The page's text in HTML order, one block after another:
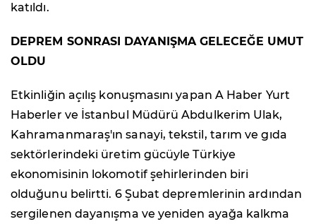
katıldı.
DEPREM SONRASI DAYANIŞMA GELECEĞE UMUT
OLDU
Etkinliğin açılış konuşmasını yapan A Haber Yurt
Haberler ve İstanbul Müdürü Abdulkerim Ulak,
Kahramanmaraş'ın sanayi, tekstil, tarım ve gıda
sektörlerindeki üretim gücüyle Türkiye
ekonomisinin lokomotif şehirlerinden biri
olduğunu belirtti. 6 Şubat depremlerinin ardından
sergilenen dayanışma ve yeniden ayağa kalkma